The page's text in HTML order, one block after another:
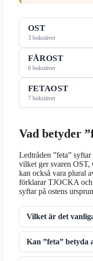
OST
3 bokstäver
FÅROST
6 bokstäver
FETAOST
7 bokstäver
Vad betyder
Ledtråden ”feta”
vilket ger svaren
kan också vara plural
förklarar TJOCKA
syftar på ostens
Vilket är det
Kan ”feta” betyda